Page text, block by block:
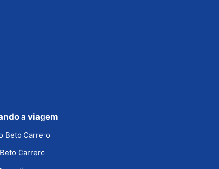
a viagem
Beto Carrero
Carrero